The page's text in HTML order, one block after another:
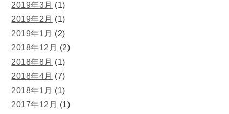
2019年3月 (1)
2019年2月 (1)
2019年1月 (2)
2018年12月 (2)
2018年8月 (1)
2018年4月 (7)
2018年1月 (1)
2017年12月 (1)